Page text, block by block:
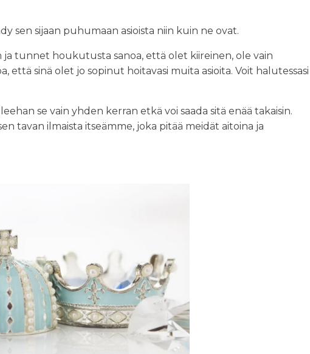
sen sijaan puhumaan asioista niin kuin ne ovat.
tunnet houkutusta sanoa, että olet kiireinen, ole vain
että sinä olet jo sopinut hoitavasi muita asioita. Voit halutessasi
se vain yhden kerran etkä voi saada sitä enää takaisin.
tavan ilmaista itseämme, joka pitää meidät aitoina ja